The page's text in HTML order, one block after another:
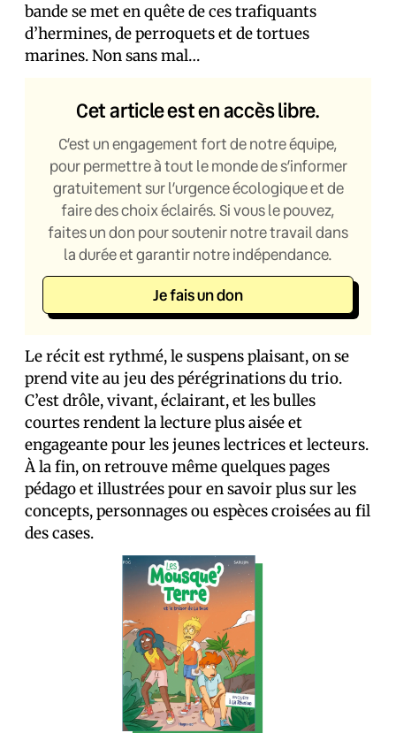
bande se met en quête de ces trafiquants
d’hermines, de perroquets et de tortues
marines. Non sans mal…
Cet article est en accès libre.
C’est un engagement fort de notre équipe,
pour permettre à tout le monde de s’informer
gratuitement sur l’urgence écologique et de
faire des choix éclairés. Si vous le pouvez,
faites un don pour soutenir notre travail dans
la durée et garantir notre indépendance.
Je fais un don
Le récit est rythmé, le suspens plaisant, on se
prend vite au jeu des pérégrinations du trio.
C’est drôle, vivant, éclairant, et les bulles
courtes rendent la lecture plus aisée et
engageante pour les jeunes lectrices et lecteurs.
À la fin, on retrouve même quelques pages
pédago et illustrées pour en savoir plus sur les
concepts, personnages ou espèces croisées au fil
des cases.